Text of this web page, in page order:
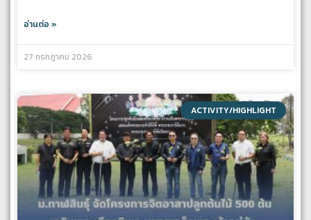
อ่านต่อ »
27 กรกฎาคม 2026
ACTIVITY/HIGHLIGHT